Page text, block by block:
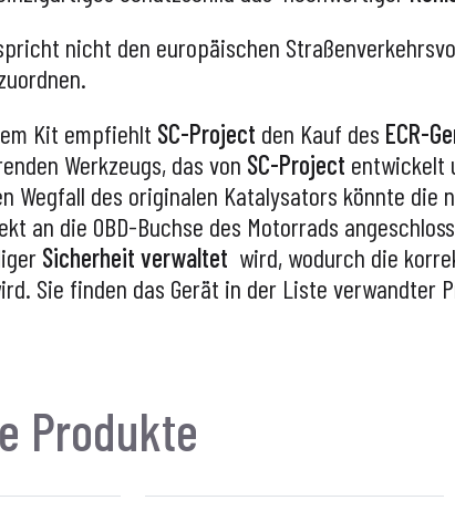
nicht den europäischen
Kit empfiehlt SC-Project den Kauf des ECR-
Werkzeugs, das von SC-Project entwickelt
Wegfall des originalen Katalysators könnte die
an die OBD-Buchse des Motorrads
Sicherheit verwaltet wird, wodurch die
Sie finden das Gerät in der Liste verwandter
Produkte